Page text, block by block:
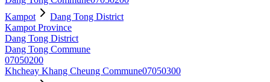
Kampot
Dang Tong District
Kampot Province
Dang Tong District
Dang Tong Commune
07050200
Khcheay Khang Cheung Commune07050300